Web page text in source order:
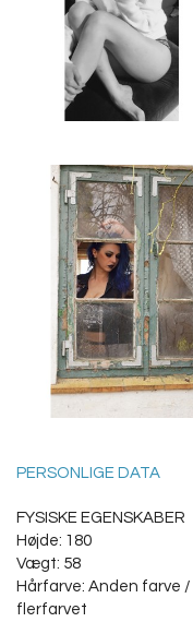
PERSONLIGE DATA
FYSISKE EGENSKABER
Højde: 180
Vægt: 58
Hårfarve: Anden farve /
flerfarvet